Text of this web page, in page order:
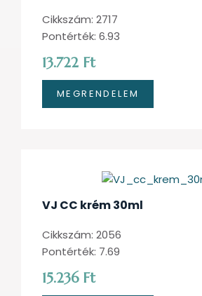
Cikkszám: 2717
Pontérték: 6.93
13.722 Ft
VJ CC krém 30ml
Cikkszám: 2056
Pontérték: 7.69
15.236 Ft